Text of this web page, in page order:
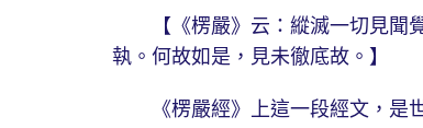
【《楞嚴》云：縱滅一切見聞覺
執。何故如是，見未徹底故。】
《楞嚴經》上這一段經文，是世